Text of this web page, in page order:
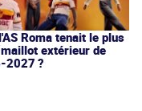
Roma tenait le plus
extérieur de
2027 ?